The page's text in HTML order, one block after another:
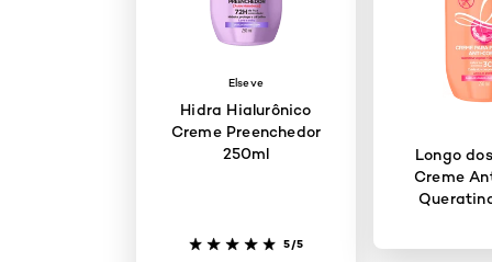
Elseve
Hidra Hialurônico
Creme Preenchedor
250ml
5/5
Longo
Creme